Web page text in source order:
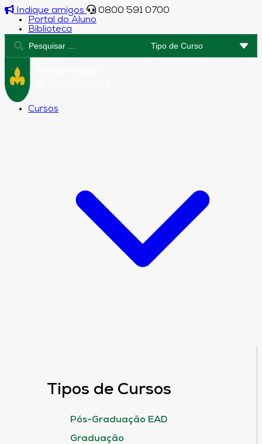
Indique amigos
0800 591 0700
Portal do Aluno
Biblioteca
Cursos
Tipos de Cursos
Pós-Graduação EAD
Graduação